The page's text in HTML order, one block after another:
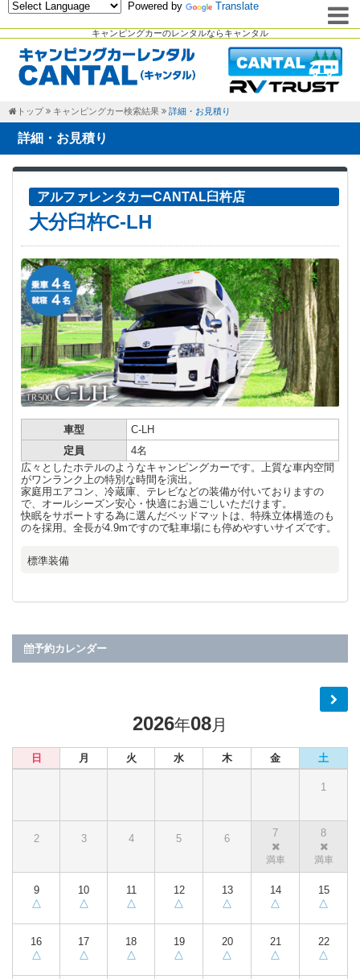
キャンピングカーのレンタルならキャンタル
Powered by Translate
トップ キャンピングカー検索結果 詳細・お見積り
詳細・お見積り
アルファレンタカーCANTAL臼杵店
大分臼杵C-LH
車型
C-LH
定員
4名
広々としたホテルのようなキャンピングカーです。上質な車内空間
がワンランク上の特別な時間を演出。
家庭用エアコン、冷蔵庫、テレビなどの装備が付いておりますの
で、オールシーズン安心・快適にお過ごしいただけます。
快眠をサポートする為に選んだベッドマットは、特殊立体構造のも
のを採用。全長が4.9mですので駐車場にも停めやすいサイズです。
標準装備
予約カレンダー
2026年08月
日 月 火 水 木 金 土
1
2 3 4 5 6 7 8
9 10 11 12 13 14 15
16 17 18 19 20 21 22